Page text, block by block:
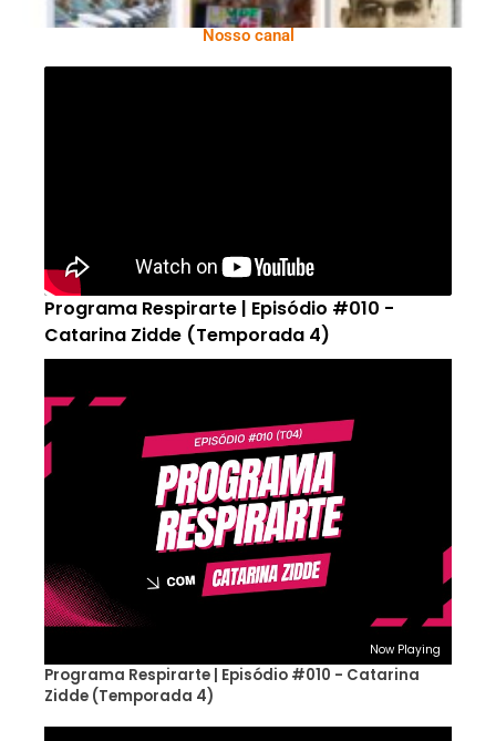
Nosso canal
Programa Respirarte | Episódio #010 -
Catarina Zidde (Temporada 4)
Now Playing
Programa Respirarte | Episódio #010 - Catarina
Zidde (Temporada 4)